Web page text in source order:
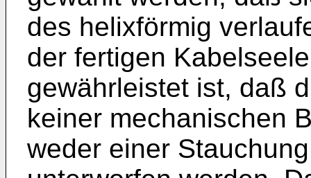
des helixförmig
der fertigen
gewährleistet ist, daß
keiner mechanischen
weder einer